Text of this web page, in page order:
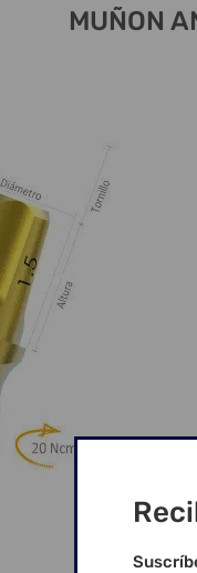
MUÑON